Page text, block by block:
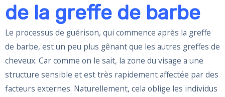
de la greffe de barbe
Le processus de guérison, qui commence après la greffe
de barbe, est un peu plus gênant que les autres greffes de
cheveux. Car comme on le sait, la zone du visage a une
structure sensible et est très rapidement affectée par des
facteurs externes. Naturellement, cela oblige les individus